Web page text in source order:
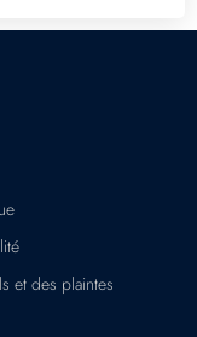
et des plaintes